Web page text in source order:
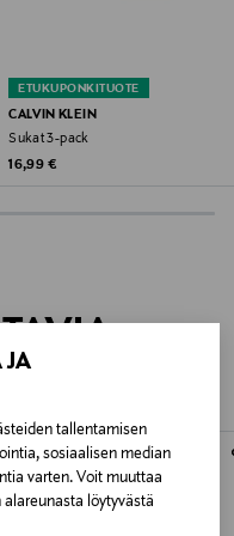
JA
tallentamisen
sosiaalisen median
varten. Voit muuttaa
löytyvästä
sukat, nilkkasukat
ETUKUPONKITUOTE
CALVIN KLEIN
Sukat 3-pack
Original Price
16,99 €